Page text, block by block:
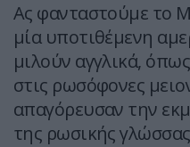
Ας φανταστούμε το
μία υποτιθέμενη
μιλούν αγγλικά,
στις ρωσόφονες
απαγόρευσαν την
της ρωσικής